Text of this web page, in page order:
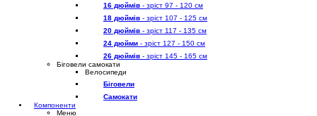
16 дюймів - зріст 97 - 120 см
18 дюймів - зріст 107 - 125 см
20 дюймів - зріст 117 - 135 см
24 дюйми - зріст 127 - 150 см
26 дюймів - зріст 145 - 165 см
Біговели самокати
Велосипеди
Біговели
Самокати
Компоненти
Меню